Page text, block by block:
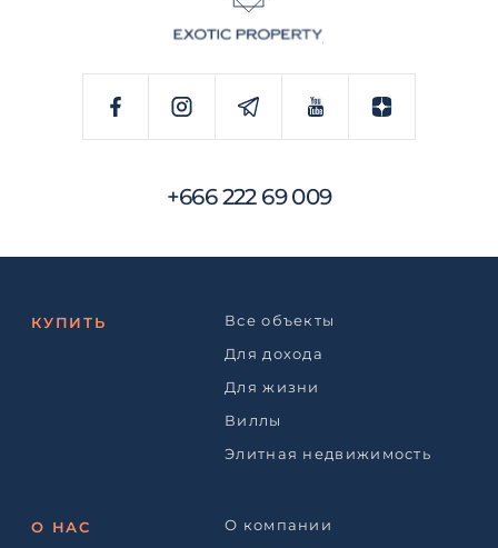
+666 222 69 009
КУПИТЬ
Все объекты
Для дохода
Для жизни
Виллы
Элитная недвижимость
О НАС
О компании